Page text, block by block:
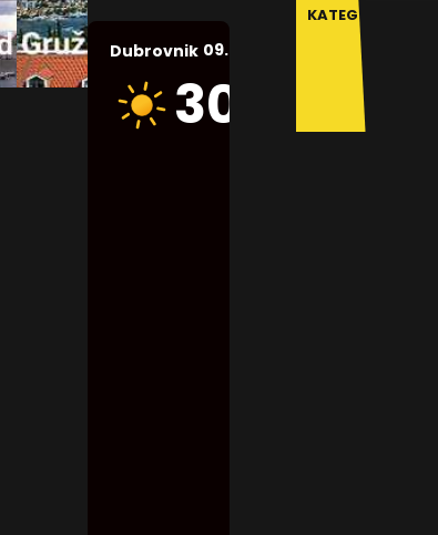
Dubrovnik 09.08.2026.
30
Humidity:
KATEGORIJE